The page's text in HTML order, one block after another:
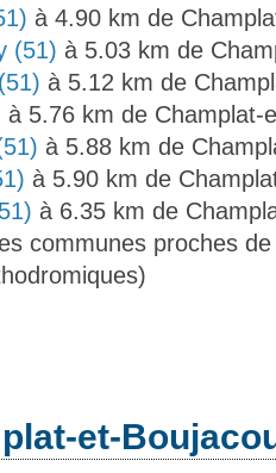
à 4.90 km de
(51) à 5.03 km de
à 5.12 km de
à 5.76 km de Champlat-
à 5.88 km de
à 5.90 km de
à 6.35 km de
communes proches
et-